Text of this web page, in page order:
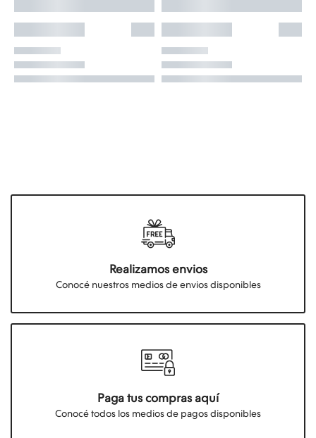
Realizamos envios
Conocé nuestros medios de envios disponibles
Paga tus compras aquí
Conocé todos los medios de pagos disponibles